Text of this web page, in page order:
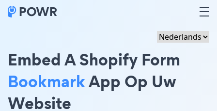
Embed A Shopify Form
BookmarkApp Op Uw
Website